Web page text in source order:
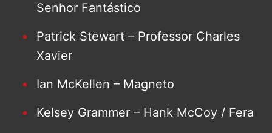
Senhor Fantástico
Patrick Stewart – Professor Charles
Xavier
Ian McKellen – Magneto
Kelsey Grammer – Hank McCoy / Fera